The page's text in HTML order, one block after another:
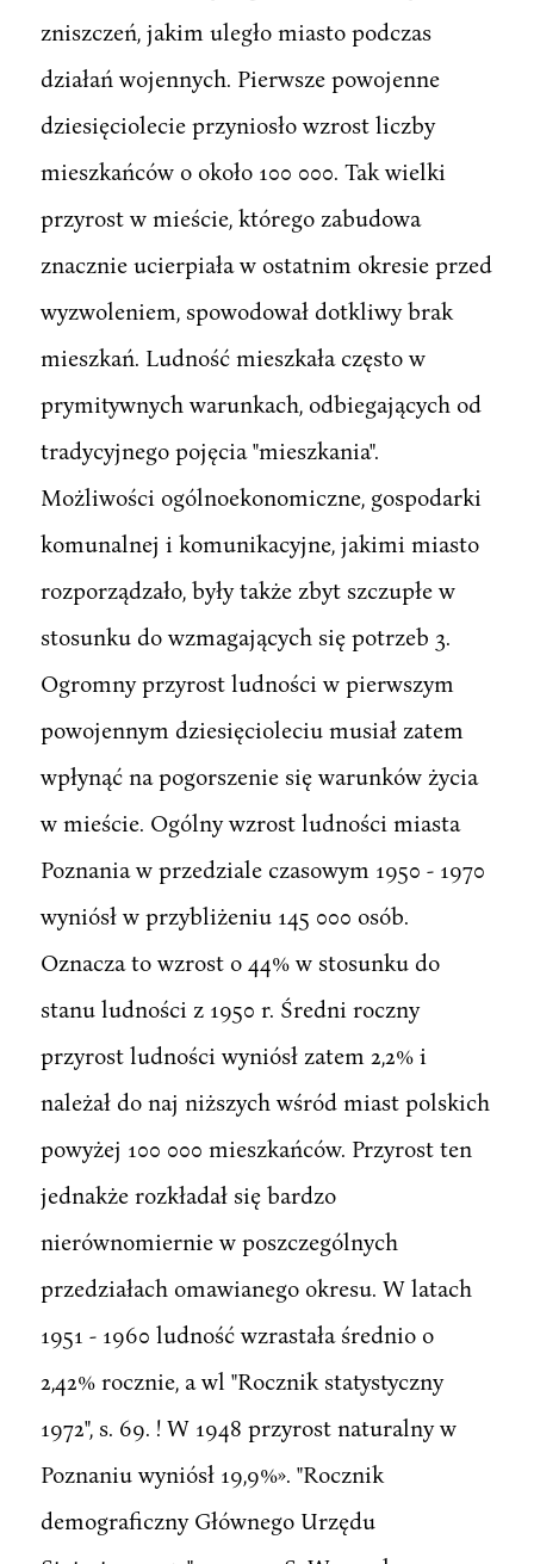
zniszczeń, jakim uległo miasto podczas
działań wojennych. Pierwsze powojenne
dziesięciolecie przyniosło wzrost liczby
mieszkańców o około 100 000. Tak wielki
przyrost w mieście, którego zabudowa
znacznie ucierpiała w ostatnim okresie przed
wyzwoleniem, spowodował dotkliwy brak
mieszkań. Ludność mieszkała często w
prymitywnych warunkach, odbiegających od
tradycyjnego pojęcia "mieszkania".
Możliwości ogólnoekonomiczne, gospodarki
komunalnej i komunikacyjne, jakimi miasto
rozporządzało, były także zbyt szczupłe w
stosunku do wzmagających się potrzeb 3.
Ogromny przyrost ludności w pierwszym
powojennym dziesięcioleciu musiał zatem
wpłynąć na pogorszenie się warunków życia
w mieście. Ogólny wzrost ludności miasta
Poznania w przedziale czasowym 1950 - 1970
wyniósł w przybliżeniu 145 000 osób.
Oznacza to wzrost o 44% w stosunku do
stanu ludności z 1950 r. Średni roczny
przyrost ludności wyniósł zatem 2,2% i
należał do naj niższych wśród miast polskich
powyżej 100 000 mieszkańców. Przyrost ten
jednakże rozkładał się bardzo
nierównomiernie w poszczególnych
przedziałach omawianego okresu. W latach
1951 - 1960 ludność wzrastała średnio o
2,42% rocznie, a wl "Rocznik statystyczny
1972", s. 69. ! W 1948 przyrost naturalny w
Poznaniu wyniósł 19,9%». "Rocznik
demograficzny Głównego Urzędu